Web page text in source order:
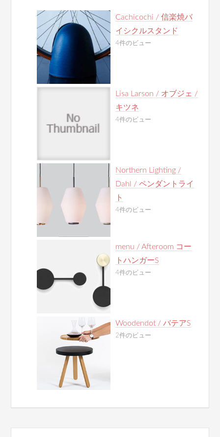
Cachicochi / 信楽焼バ
イシクルスタンド
4件のビュー
Lisa Larson / オブジェ /
キツネ
4件のビュー
Northern Lighting /
Dahl / ペンダントライ
ト
4件のビュー
menu / Afteroom コー
トハンガーS
4件のビュー
Woodendot / バテアS
2件のビュー